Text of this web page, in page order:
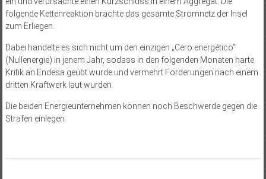
folgende Kettenreaktion brachte das gesamte Stromnetz der Insel
zum Erliegen.
Dabei handelte es sich nicht um den einzigen „Cero energético“
(Nullenergie) in jenem Jahr, sodass in den folgenden Monaten harte
Kritik an Endesa geübt wurde und vermehrt Forderungen nach einem
dritten Kraftwerk laut wurden.
Die beiden Energieunternehmen können noch Beschwerde gegen die
Strafen einlegen.